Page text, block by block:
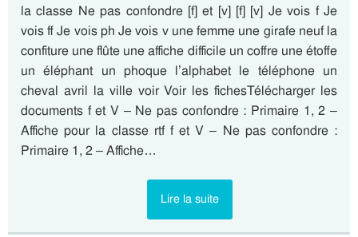
la classe Ne pas confondre [f] et [v] [f] [v] Je vois f Je
vois ff Je vois ph Je vois v une femme une girafe neuf la
confiture une flûte une affiche difficile un coffre une étoffe
un éléphant un phoque l’alphabet le téléphone un
cheval avril la ville voir Voir les fichesTélécharger les
documents f et V – Ne pas confondre : Primaire 1, 2 –
Affiche pour la classe rtf f et V – Ne pas confondre :
Primaire 1, 2 – Affiche…
Lire la suite